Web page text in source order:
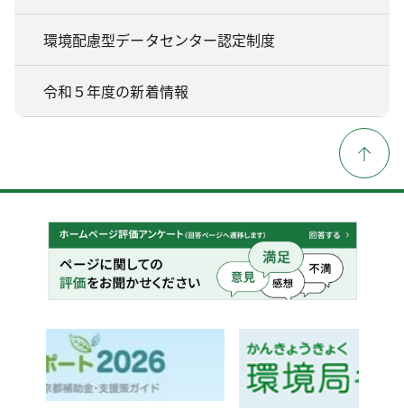
環境配慮型データセンター認定制度
令和５年度の新着情報